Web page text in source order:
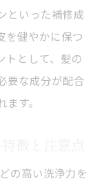
といった補修成
を健やかに保つ
トとして、髪の
要な成分が配合
す。
の高い洗浄力を